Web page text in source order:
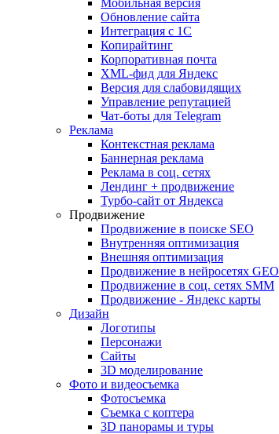
Мобильная версия
Обновление сайта
Интеграция с 1С
Копирайтинг
Корпоративная почта
XML-фид для Яндекс
Версия для слабовидящих
Управление репутацией
Чат-боты для Telegram
Реклама
Контекстная реклама
Баннерная реклама
Реклама в соц. сетях
Лендинг + продвижение
Турбо-сайт от Яндекса
Продвижение
Продвижение в поиске SEO
Внутренняя оптимизация
Внешняя оптимизация
Продвижение в нейросетях GEO
Продвижение в соц. сетях SMM
Продвижение - Яндекс карты
Дизайн
Логотипы
Персонажи
Сайты
3D моделирование
Фото и видеосъемка
Фотосъемка
Съемка с коптера
3D панорамы и туры